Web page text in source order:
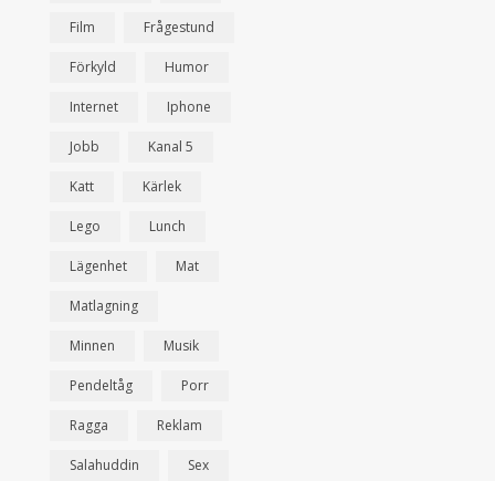
Film Frågestund
Förkyld Humor
Internet Iphone
Jobb Kanal 5
Katt Kärlek
Lego Lunch
Lägenhet Mat
Matlagning
Minnen Musik
Pendeltåg Porr
Ragga Reklam
Salahuddin Sex